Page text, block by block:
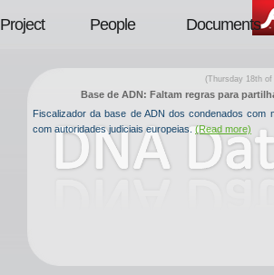
(Thursday 18th of
Base de ADN: Faltam regras para
Fiscalizador da base de ADN dos condenados
com autoridades judiciais europeias. (Read more)
Project People Documents